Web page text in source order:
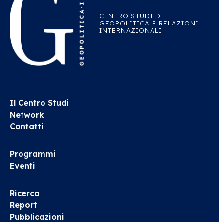
CENTRO STUDI DI
GEOPOLITICA E RELAZIONI
INTERNAZIONALI
Il Centro Studi
Network
Contatti
Programmi
Eventi
Ricerca
Report
Pubblicazioni